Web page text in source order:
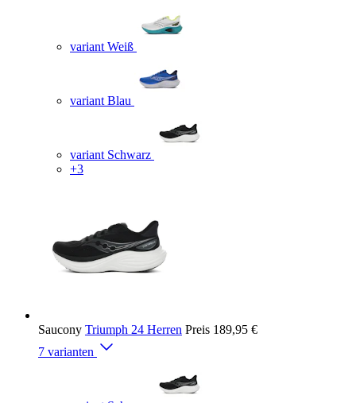
variant Weiß
variant Blau
variant Schwarz
+3
Saucony Triumph 24 Herren Preis 189,95 €
7 varianten